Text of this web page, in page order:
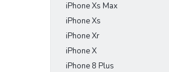
iPhone Xs Max
iPhone Xs
iPhone Xr
iPhone X
iPhone 8 Plus